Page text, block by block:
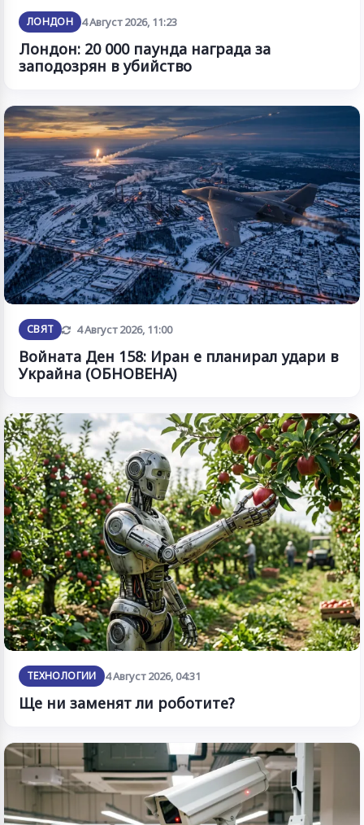
ЛОНДОН 4 Август 2026, 11:23
Лондон: 20 000 паунда награда за
заподозрян в убийство
СВЯТ Обновена
4 Август 2026, 11:00
Войната Ден 158: Иран е планирал удари в
Украйна (ОБНОВЕНА)
ТЕХНОЛОГИИ 4 Август 2026, 04:31
Ще ни заменят ли роботите?